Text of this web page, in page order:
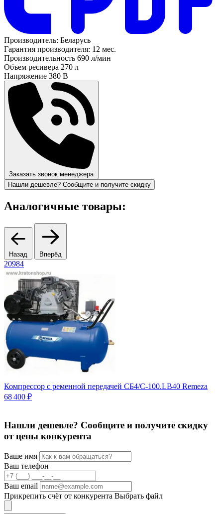
Производитель: Беларусь
Гарантия производителя: 12 мес.
Производительность 690 л/мин
Объем ресивера 270 л
Напряжение 380 В
Заказать звонок менеджера
Нашли дешевле? Сообщите и получите скидку
Аналогичные товары:
Назад Вперёд
20984
Компрессор с ременной передачей СБ4/С-100.LB40 Remeza
68 400 ₽
Нашли дешевле? Сообщите и получите скидку
от цены конкурента
Ваше имя
Ваш телефон
Ваш email
Прикрепить счёт от конкурента Выбрать файл